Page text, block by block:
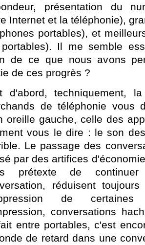
présentation du
Internet et la téléphonie),
portables), et
Il me semble
de ce que nous avons
de ces progrès ?
d'abord, techniquement,
de téléphonie vous
oreille gauche, celle des
vous le dire : le son
Le passage des
par des artifices
prétexte de
réduisent
de certaines
conversations
entre portables, c'est
de retard dans une